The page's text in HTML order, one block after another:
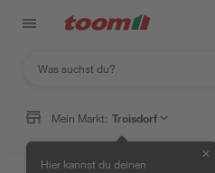
Mein Markt: Troisdorf
Hier kannst du deinen
✕